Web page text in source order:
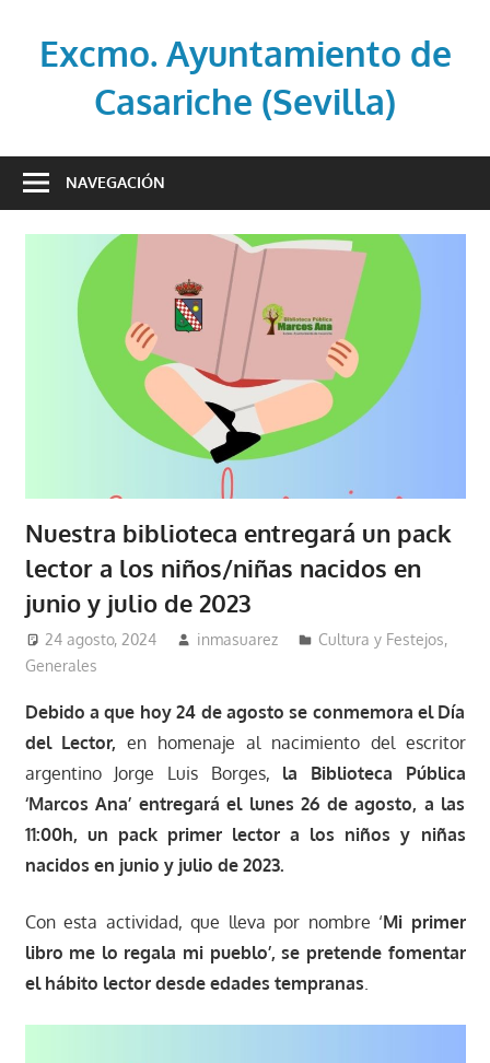
contenidoExcmo. Ayuntamiento de
Casariche (Sevilla)
oficial
Ayuntamiento
Casariche
NAVEGACIÓN
Nuestra biblioteca entregará un pack
lector a los niños/niñas nacidos en
junio y julio de 2023
24 agosto, 2024 inmasuarez Cultura y Festejos,
Generales
Debido a que hoy 24 de agosto se conmemora el Día
del Lector, en homenaje al nacimiento del escritor
argentino Jorge Luis Borges, la Biblioteca Pública
‘Marcos Ana’ entregará el lunes 26 de agosto, a las
11:00h, un pack primer lector a los niños y niñas
nacidos en junio y julio de 2023.
Con esta actividad, que lleva por nombre ‘Mi primer
libro me lo regala mi pueblo’, se pretende fomentar
el hábito lector desde edades tempranas.